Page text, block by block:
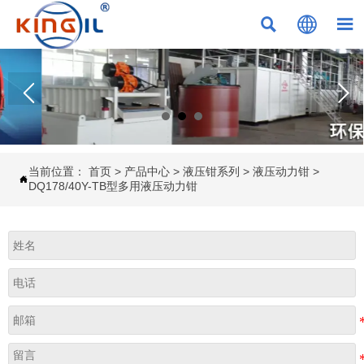
  

当前位置： 首页> 产品中心> 液压钳系列 > 液压动力钳>
DQ178/40Y-TB型多用液压动力钳